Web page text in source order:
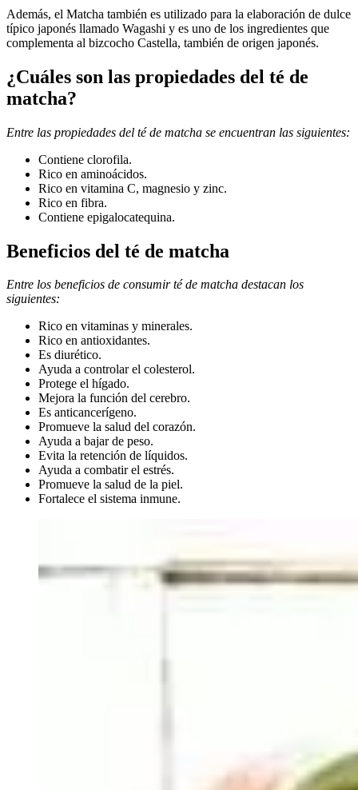
Además, el Matcha también es utilizado para la elaboración de dulce
típico japonés llamado Wagashi y es uno de los ingredientes que
complementa al bizcocho Castella, también de origen japonés.
¿Cuáles son las propiedades del té de
matcha?
Entre las propiedades del té de matcha se encuentran las siguientes:
Contiene clorofila.
Rico en aminoácidos.
Rico en vitamina C, magnesio y zinc.
Rico en fibra.
Contiene epigalocatequina.
Beneficios del té de matcha
Entre los beneficios de consumir té de matcha destacan los
siguientes:
Rico en vitaminas y minerales.
Rico en antioxidantes.
Es diurético.
Ayuda a controlar el colesterol.
Protege el hígado.
Mejora la función del cerebro.
Es anticancerígeno.
Promueve la salud del corazón.
Ayuda a bajar de peso.
Evita la retención de líquidos.
Ayuda a combatir el estrés.
Promueve la salud de la piel.
Fortalece el sistema inmune.